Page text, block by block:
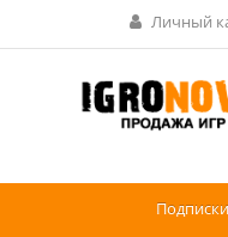
Личный
Подписки